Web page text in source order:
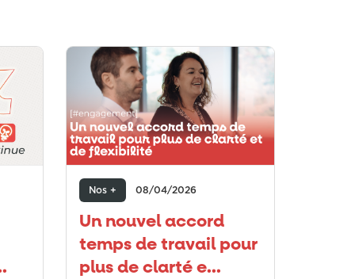
Nos + 08/04/2026
Un nouvel accord
temps de travail pour
plus de clarté e...